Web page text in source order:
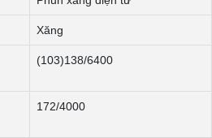
Xăng
(103)138/6400
172/4000